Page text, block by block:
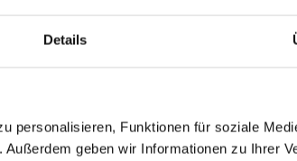
Details
personalisieren, Funktionen für soziale
geben wir Informationen zu Ihrer